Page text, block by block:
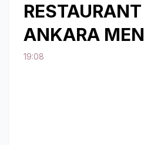
ANKARA
19:08